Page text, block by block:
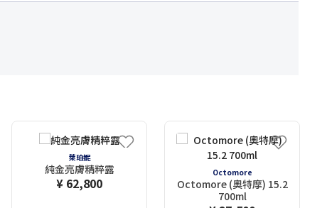
萊珀妮
純金亮膚精粹露
¥ 62,800
Octomore
Octomore (奧特摩) 15.2
700ml